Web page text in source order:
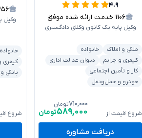
۴.۹
۱۱۰۶ خدمت ارائه شده موفق
وکیل پایه یک کانون وکلای دادگستری
ملکی و املاک
خانواده
کیفری و جرایم
دیوان عدالت اداری
کار و تأمین اجتماعی
خودرو و حمل‌ونقل
شروع قیمت از
۷۱۰,۰۰۰تومان
۵۸۹,۰۰۰تومان
دریافت مشاوره
وکیل
خانواده
کیفری
بانکی
شروع